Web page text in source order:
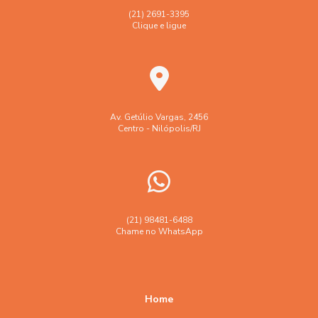
Bobina para automação comercial: como escolher a ideal
Bobina para Automação Comercial: Escolha Certa
(21) 2691-3395
Clique e ligue
Av. Getúlio Vargas, 2456
Centro - Nilópolis/RJ
(21) 98481-6488
Chame no WhatsApp
Home